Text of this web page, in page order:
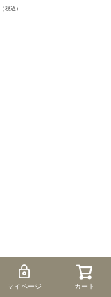
マイページ カート
マイページ カート
（税込）
ペー